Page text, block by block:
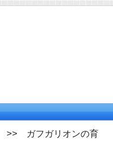
>> ガフガリオンの育